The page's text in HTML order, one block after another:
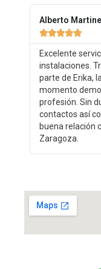
Alberto

Excelente
instalaciones.
parte de Erika,
momento
profesión. Sin
contactos así
buena relación
Zaragoza.